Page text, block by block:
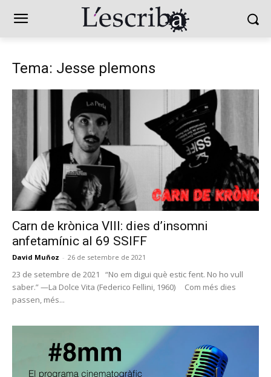
Tema: Jesse plemons
Carn de krònica VIII: dies d’insomni
anfetamínic al 69 SSIFF
David Muñoz - 26 de setembre de 2021
23 de setembre de 2021 “No em digui què estic fent. No ho vull
saber.” —La Dolce Vita (Federico Fellini, 1960) Com més dies
passen, més...